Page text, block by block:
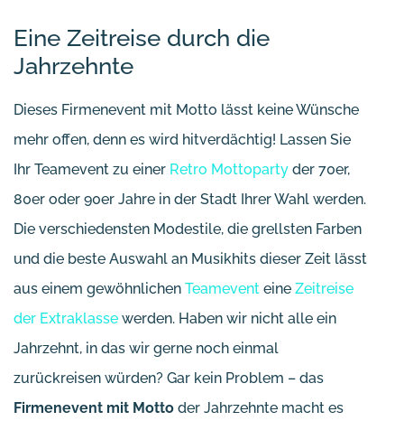
Eine Zeitreise durch die
Jahrzehnte
Dieses Firmenevent mit Motto lässt keine Wünsche
mehr offen, denn es wird hitverdächtig! Lassen Sie
Ihr Teamevent zu einer Retro Mottoparty der 70er,
80er oder 90er Jahre in der Stadt Ihrer Wahl werden.
Die verschiedensten Modestile, die grellsten Farben
und die beste Auswahl an Musikhits dieser Zeit lässt
aus einem gewöhnlichen Teamevent eine Zeitreise
der Extraklasse werden. Haben wir nicht alle ein
Jahrzehnt, in das wir gerne noch einmal
zurückreisen würden? Gar kein Problem – das
Firmenevent mit Motto der Jahrzehnte macht es